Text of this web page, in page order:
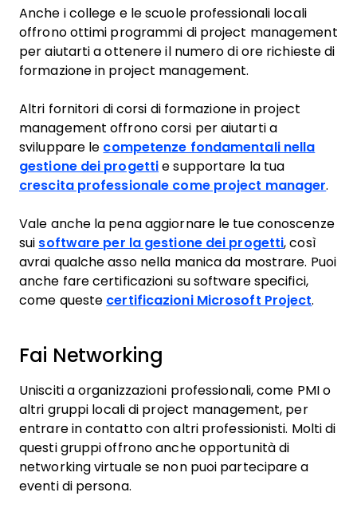
Anche i college e le scuole professionali locali
offrono ottimi programmi di project management
per aiutarti a ottenere il numero di ore richieste di
formazione in project management.
Altri fornitori di corsi di formazione in project
management offrono corsi per aiutarti a
sviluppare le competenze fondamentali nella
gestione dei progetti e supportare la tua
crescita professionale come project manager.
Vale anche la pena aggiornare le tue conoscenze
sui software per la gestione dei progetti, così
avrai qualche asso nella manica da mostrare. Puoi
anche fare certificazioni su software specifici,
come queste certificazioni Microsoft Project.
Fai Networking
Unisciti a organizzazioni professionali, come PMI o
altri gruppi locali di project management, per
entrare in contatto con altri professionisti. Molti di
questi gruppi offrono anche opportunità di
networking virtuale se non puoi partecipare a
eventi di persona.